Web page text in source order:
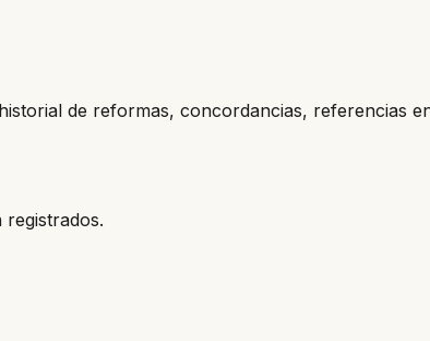
de reformas, concordancias, referencias
registrados.